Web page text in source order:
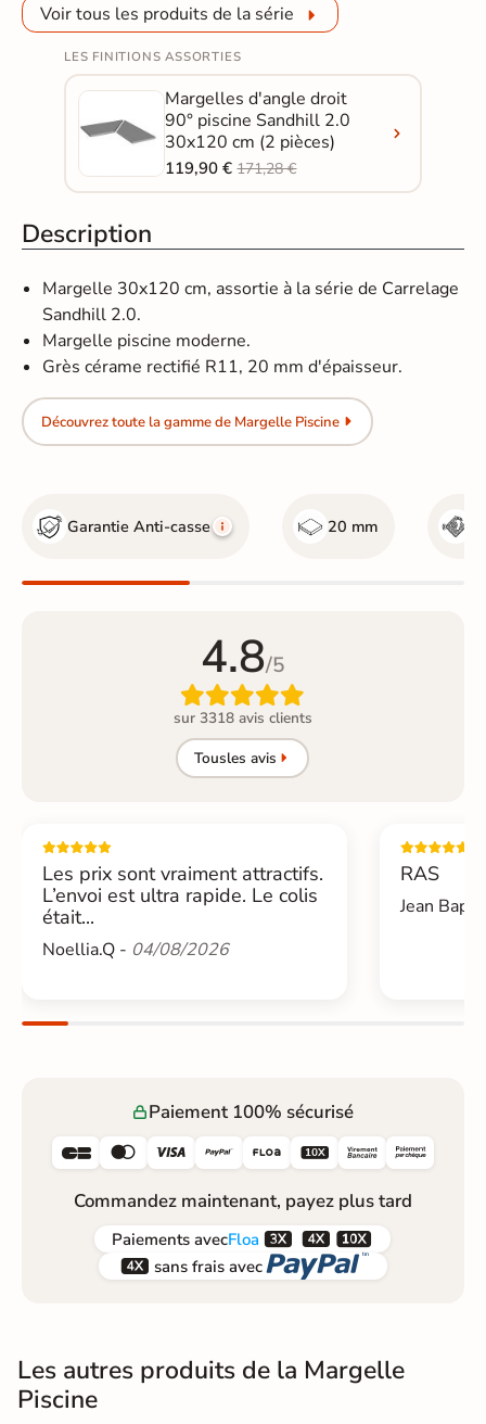
Voir tous les produits de la série
LES FINITIONS ASSORTIES
Margelles d'angle droit
90° piscine Sandhill 2.0
30x120 cm (2 pièces)
119,90 €171,28 €
Description
Margelle 30x120 cm, assortie à la série de Carrelage
Sandhill 2.0.
Margelle piscine moderne.
Grès cérame rectifié R11, 20 mm d'épaisseur.
Découvrez toute la gamme de Margelle Piscine
Garantie Anti-casse 20 mm
4.8/5

sur 3318 avis clients
Tousles avis
Les prix sont vraiment attractifs.
L’envoi est ultra rapide. Le colis
était...
Noellia.Q - 04/08/2026
RAS
Jean
Paiement 100% sécurisé
     
Commandez maintenant, payez plus tard
Paiements avecFloa  
 sans frais avec 
Les autres produits de la Margelle
Piscine